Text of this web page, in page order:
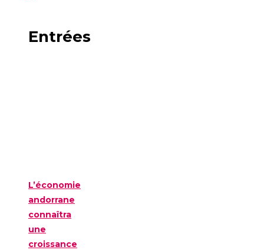
Entrées
L’économie
andorrane
connaîtra
une
croissance